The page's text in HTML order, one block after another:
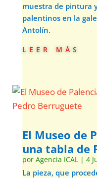
muestra de pintura
palentinos en la
Antolín.
leer más
El Museo de
una tabla de
por Agencia ICAL | 4
La pieza, que